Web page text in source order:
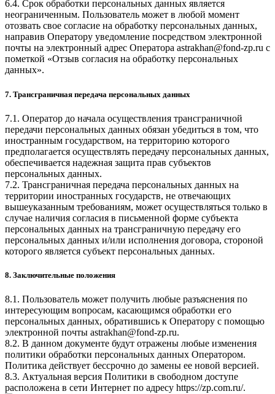
6.4. Срок обработки персональных данных является
неограниченным. Пользователь может в любой момент
отозвать свое согласие на обработку персональных данных,
направив Оператору уведомление посредством электронной
почты на электронный адрес Оператора astrakhan@fond-zp.ru с
пометкой «Отзыв согласия на обработку персональных
данных».
7. Трансграничная передача персональных данных
7.1. Оператор до начала осуществления трансграничной
передачи персональных данных обязан убедиться в том, что
иностранным государством, на территорию которого
предполагается осуществлять передачу персональных данных,
обеспечивается надежная защита прав субъектов
персональных данных.
7.2. Трансграничная передача персональных данных на
территории иностранных государств, не отвечающих
вышеуказанным требованиям, может осуществляться только в
случае наличия согласия в письменной форме субъекта
персональных данных на трансграничную передачу его
персональных данных и/или исполнения договора, стороной
которого является субъект персональных данных.
8. Заключительные положения
8.1. Пользователь может получить любые разъяснения по
интересующим вопросам, касающимся обработки его
персональных данных, обратившись к Оператору с помощью
электронной почты astrakhan@fond-zp.ru.
8.2. В данном документе будут отражены любые изменения
политики обработки персональных данных Оператором.
Политика действует бессрочно до замены ее новой версией.
8.3. Актуальная версия Политики в свободном доступе
расположена в сети Интернет по адресу https://zp.com.ru/.